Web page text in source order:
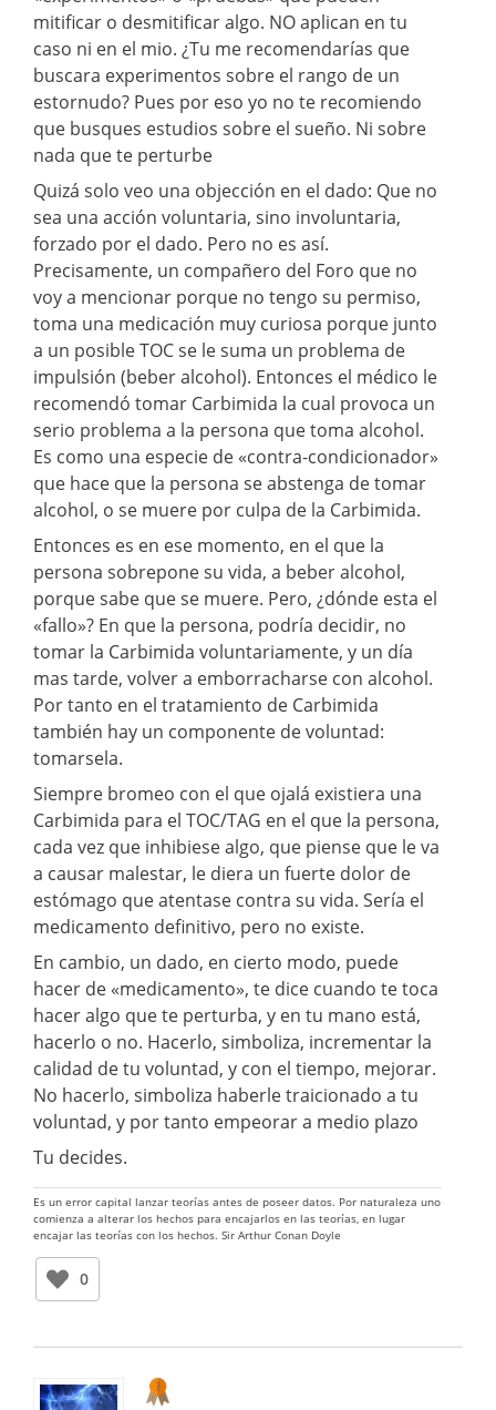
mitificar o desmitificar algo. NO aplican en tu
caso ni en el mio. ¿Tu me recomendarías que
buscara experimentos sobre el rango de un
estornudo? Pues por eso yo no te recomiendo
que busques estudios sobre el sueño. Ni sobre
nada que te perturbe
Quizá solo veo una objección en el dado: Que no
sea una acción voluntaria, sino involuntaria,
forzado por el dado. Pero no es así.
Precisamente, un compañero del Foro que no
voy a mencionar porque no tengo su permiso,
toma una medicación muy curiosa porque junto
a un posible TOC se le suma un problema de
impulsión (beber alcohol). Entonces el médico le
recomendó tomar Carbimida la cual provoca un
serio problema a la persona que toma alcohol.
Es como una especie de «contra-condicionador»
que hace que la persona se abstenga de tomar
alcohol, o se muere por culpa de la Carbimida.
Entonces es en ese momento, en el que la
persona sobrepone su vida, a beber alcohol,
porque sabe que se muere. Pero, ¿dónde esta el
«fallo»? En que la persona, podría decidir, no
tomar la Carbimida voluntariamente, y un día
mas tarde, volver a emborracharse con alcohol.
Por tanto en el tratamiento de Carbimida
también hay un componente de voluntad:
tomarsela.
Siempre bromeo con el que ojalá existiera una
Carbimida para el TOC/TAG en el que la persona,
cada vez que inhibiese algo, que piense que le va
a causar malestar, le diera un fuerte dolor de
estómago que atentase contra su vida. Sería el
medicamento definitivo, pero no existe.
En cambio, un dado, en cierto modo, puede
hacer de «medicamento», te dice cuando te toca
hacer algo que te perturba, y en tu mano está,
hacerlo o no. Hacerlo, simboliza, incrementar la
calidad de tu voluntad, y con el tiempo, mejorar.
No hacerlo, simboliza haberle traicionado a tu
voluntad, y por tanto empeorar a medio plazo
Tu decides.
Es un error capital lanzar teorías antes de poseer datos. Por naturaleza uno
comienza a alterar los hechos para encajarlos en las teorías, en lugar
encajar las teorías con los hechos. Sir Arthur Conan Doyle
0